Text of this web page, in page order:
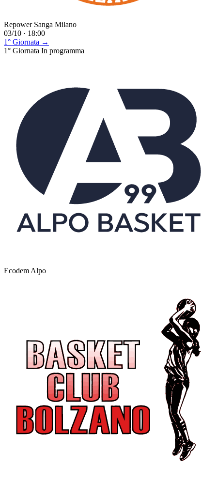
Repower Sanga Milano
03/10 · 18:00
1° Giornata →
1° Giornata In programma
Ecodem Alpo